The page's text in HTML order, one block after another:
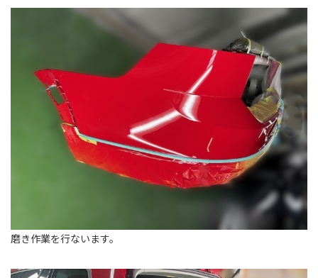
磨き作業を行ないます。